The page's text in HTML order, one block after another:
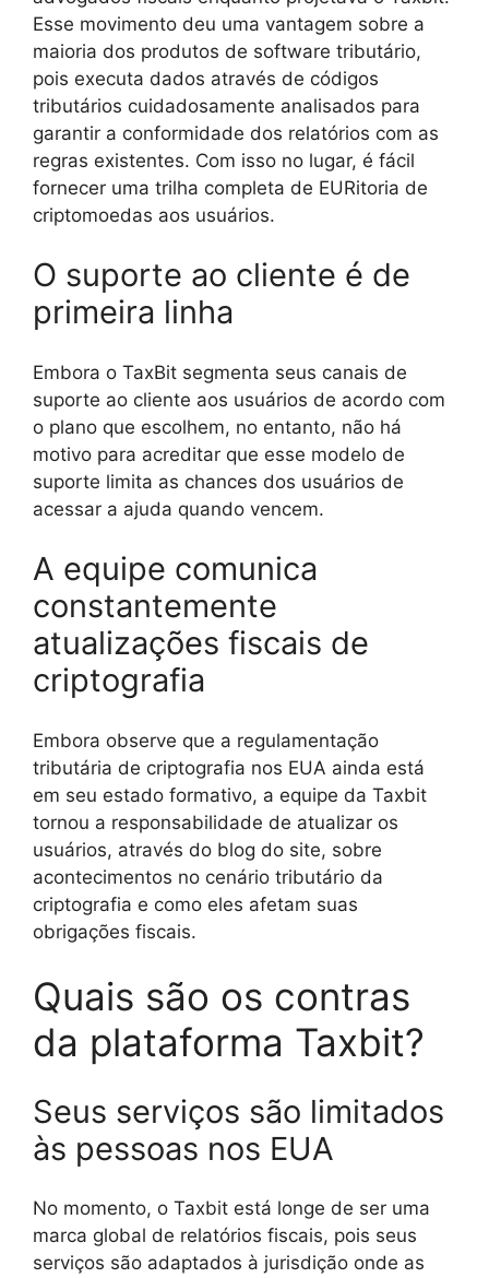
Esse movimento deu uma vantagem sobre a
maioria dos produtos de software tributário,
pois executa dados através de códigos
tributários cuidadosamente analisados para
garantir a conformidade dos relatórios com as
regras existentes. Com isso no lugar, é fácil
fornecer uma trilha completa de EURitoria de
criptomoedas aos usuários.
O suporte ao cliente é de
primeira linha
Embora o TaxBit segmenta seus canais de
suporte ao cliente aos usuários de acordo com
o plano que escolhem, no entanto, não há
motivo para acreditar que esse modelo de
suporte limita as chances dos usuários de
acessar a ajuda quando vencem.
A equipe comunica
constantemente
atualizações fiscais de
criptografia
Embora observe que a regulamentação
tributária de criptografia nos EUA ainda está
em seu estado formativo, a equipe da Taxbit
tornou a responsabilidade de atualizar os
usuários, através do blog do site, sobre
acontecimentos no cenário tributário da
criptografia e como eles afetam suas
obrigações fiscais.
Quais são os contras
da plataforma Taxbit?
Seus serviços são limitados
às pessoas nos EUA
No momento, o Taxbit está longe de ser uma
marca global de relatórios fiscais, pois seus
serviços são adaptados à jurisdição onde as